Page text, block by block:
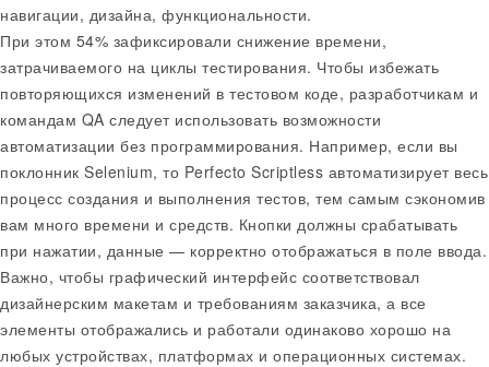
навигации, дизайна, функциональности.
При этом 54% зафиксировали снижение времени,
затрачиваемого на циклы тестирования. Чтобы избежать
повторяющихся изменений в тестовом коде, разработчикам и
командам QA следует использовать возможности
автоматизации без программирования. Например, если вы
поклонник Selenium, то Perfecto Scriptless автоматизирует весь
процесс создания и выполнения тестов, тем самым сэкономив
вам много времени и средств. Кнопки должны срабатывать
при нажатии, данные — корректно отображаться в поле ввода.
Важно, чтобы графический интерфейс соответствовал
дизайнерским макетам и требованиям заказчика, а все
элементы отображались и работали одинаково хорошо на
любых устройствах, платформах и операционных системах.